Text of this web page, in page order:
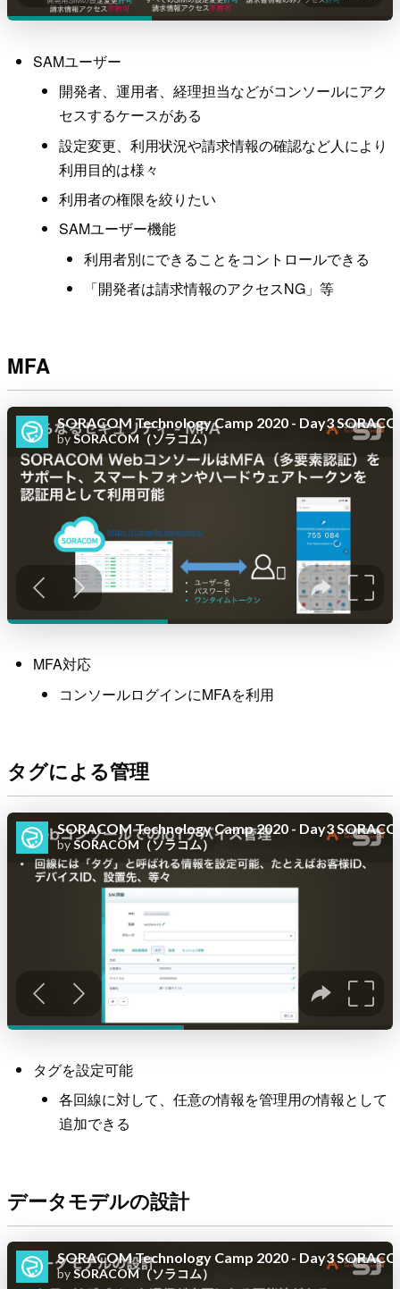
SAMユーザー
開発者、運用者、経理担当などがコンソールにアク
セスするケースがある
設定変更、利用状況や請求情報の確認など人により
利用目的は様々
利用者の権限を絞りたい
SAMユーザー機能
利用者別にできることをコントロールできる
「開発者は請求情報のアクセスNG」等
MFA
MFA対応
コンソールログインにMFAを利用
タグによる管理
タグを設定可能
各回線に対して、任意の情報を管理用の情報として
追加できる
データモデルの設計